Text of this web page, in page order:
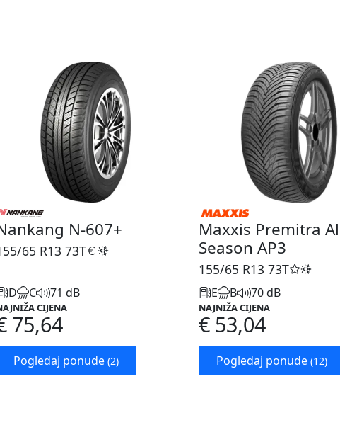
N-607+
65 R13 73T
D C 71 dB
CIJENA
75,64
Pogledaj ponude (2)
Maxxis Premitra
Season AP3
155/65 R13 73T
E B 70 dB
NAJNIŽA CIJENA
€ 53,04
Pogledaj ponude (12)